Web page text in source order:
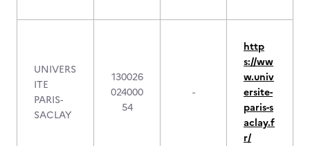
UNIVERS
ITE
PARIS-
SACLAY
130026
024000
54
-
http
s://ww
w.univ
ersite-
paris-s
aclay.f
r/